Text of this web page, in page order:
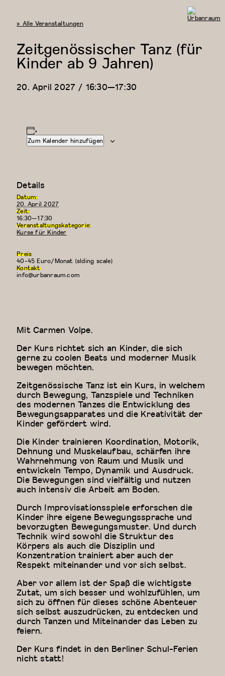
« Alle Veranstaltungen
Zeitgenössischer Tanz (für
Kinder ab 9 Jahren)
20. April 2027 / 16:30—17:30
Mit Carmen Volpe.
Der Kurs richtet sich an Kinder, die sich
gerne zu coolen Beats und moderner Musik
bewegen möchten.
Zeitgenössische Tanz ist ein Kurs, in welchem
durch Bewegung, Tanzspiele und Techniken
des modernen Tanzes die Entwicklung des
Bewegungsapparates und die Kreativität der
Kinder gefördert wird.
Die Kinder trainieren Koordination, Motorik,
Dehnung und Muskelaufbau, schärfen ihre
Wahrnehmung von Raum und Musik und
entwickeln Tempo, Dynamik und Ausdruck.
Die Bewegungen sind vielfältig und nutzen
auch intensiv die Arbeit am Boden.
Durch Improvisationsspiele erforschen die
Kinder ihre eigene Bewegungssprache und
bevorzugten Bewegungsmuster. Und durch
Technik wird sowohl die Struktur des
Körpers als auch die Disziplin und
Konzentration trainiert aber auch der
Respekt miteinander und vor sich selbst.
Aber vor allem ist der Spaß die wichtigste
Zutat, um sich besser und wohlzufühlen, um
sich zu öffnen für dieses schöne Abenteuer
sich selbst auszudrücken, zu entdecken und
durch Tanzen und Miteinander das Leben zu
feiern.
Der Kurs findet in den Berliner Schul-Ferien
nicht statt!
Zum Kalender hinzufügen
Details
Datum:
20. April 2027
Zeit:
16:30—17:30
Veranstaltungskategorie:
Kurse für Kinder
Preis
40-45 Euro/Monat (slding scale)
Kontakt
info@urbanraum.com